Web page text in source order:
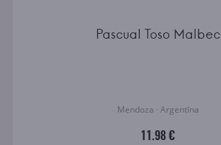
Pascual Toso Malbec
Mendoza · Argentīna
11.98 €